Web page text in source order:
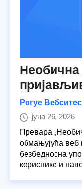
Необична
Рогуе Вебситес
јуна 26, 2026
Превара
обмањујућа веб
безбедносна
кориснике и